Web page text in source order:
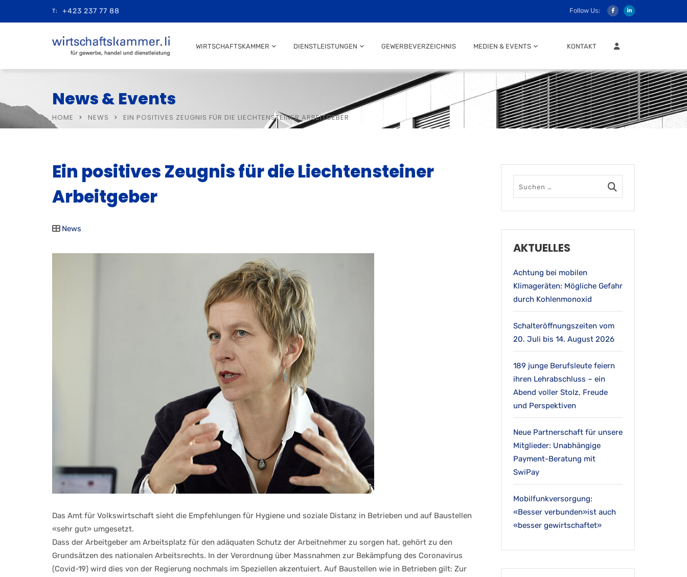
T: +423 237 77 88 Follow Us:
WIRTSCHAFTSKAMMER DIENSTLEISTUNGEN GEWERBEVERZEICHNIS MEDIEN & EVENTS KONTAKT MITGLIEDER LOGIN
News & Events
HOME NEWS EIN POSITIVES ZEUGNIS FÜR DIE LIECHTENSTEINER ARBEITGEBER
Ein positives Zeugnis für die Liechtensteiner
Arbeitgeber
News
Das Amt für Volkswirtschaft sieht die Empfehlungen für Hygiene und soziale Distanz in Betrieben und auf Baustellen
«sehr gut» umgesetzt.
Dass der Arbeitgeber am Arbeitsplatz für den adäquaten Schutz der Arbeitnehmer zu sorgen hat, gehört zu den
Grundsätzen des nationalen Arbeitsrechts. In der Verordnung über Massnahmen zur Bekämpfung des Coronavirus
(Covid-19) wird dies von der Regierung nochmals im Speziellen akzentuiert. Auf Baustellen wie in Betrieben gilt: Zur
AKTUELLES
Achtung bei mobilen
Klimageräten: Mögliche Gefahr
durch Kohlenmonoxid
Schalteröffnungszeiten vom
20. Juli bis 14. August 2026
189 junge Berufsleute feiern
ihren Lehrabschluss – ein
Abend voller Stolz, Freude
und Perspektiven
Neue Partnerschaft für unsere
Mitglieder: Unabhängige
Payment-Beratung mit
SwiPay
Mobilfunkversorgung:
«Besser verbunden»ist auch
«besser gewirtschaftet»